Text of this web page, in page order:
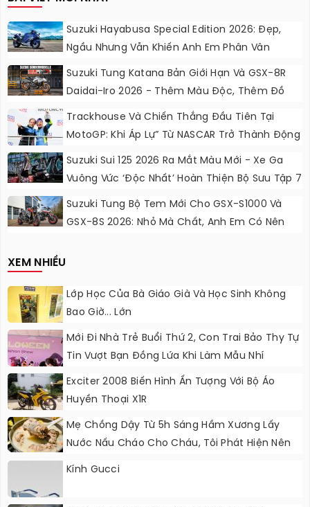
Suzuki Hayabusa Special Edition 2026: Đẹp,
Ngầu Nhưng Vẫn Khiến Anh Em Phân Vân
Suzuki Tung Katana Bản Giới Hạn Và GSX-8R
Daidai-Iro 2026 - Thêm Màu Độc, Thêm Đồ
Chơi, Thêm Cá Tính
Trackhouse Và Chiến Thắng Đầu Tiên Tại
MotoGP: Khi Áp Lự” Từ NASCAR Trở Thành Động
Suzuki Sui 125 2026 Ra Mắt Màu Mới - Xe Ga
Vuông Vức ‘độc Nhất’ Hoàn Thiện Bộ Sưu Tập 7
Suzuki Tung Bộ Tem Mới Cho GSX-S1000 Và
GSX-8S 2026: Nhỏ Mà Chất, Anh Em Có Nên
XEM NHIỀU
Lớp Học Của Bà Giáo Già Và Học Sinh Không
Bao Giờ... Lớn
Mới Đi Nhà Trẻ Buổi Thứ 2, Con Trai Bảo Thy Tự
Tin Vượt Bạn Đồng Lứa Khi Làm Mẫu Nhí
Exciter 2008 Biến Hình Ấn Tượng Với Bộ Áo
Huyền Thoại X1R
Mẹ Chồng Dậy Từ 5h Sáng Hầm Xương Lấy
Nước Nấu Cháo Cho Cháu, Tôi Phát Hiện Nên
Kính Gucci